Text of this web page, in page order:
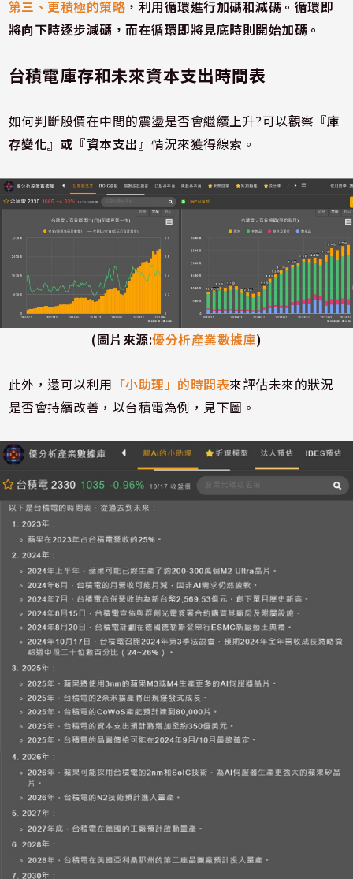
第三、更積極的策略 ，利用循環進行加碼和減碼。循環即
將向下時逐步減碼，而在循環即將見底時則開始加碼。
台積電庫存和未來資本支出時間表
如何判斷股價在中間的震盪是否會繼續上升?可以觀察 『庫
存變化』或『資本支出』情況來獲得線索。
(圖片來源:優分析產業數據庫)
此外，還可以利用 「小助理」的時間表來評估未來的狀況
是否會持續改善，以台積電為例，見下圖。